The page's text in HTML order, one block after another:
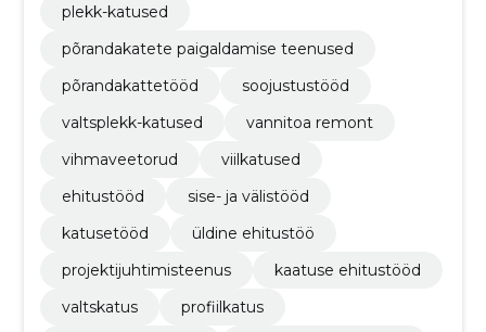
plekk-katused
põrandakatete paigaldamise teenused
põrandakattetööd
soojustustööd
valtsplekk-katused
vannitoa remont
vihmaveetorud
viilkatused
ehitustööd
sise- ja välistööd
katusetööd
üldine ehitustöö
projektijuhtimisteenus
kaatuse ehitustööd
valtskatus
profiilkatus